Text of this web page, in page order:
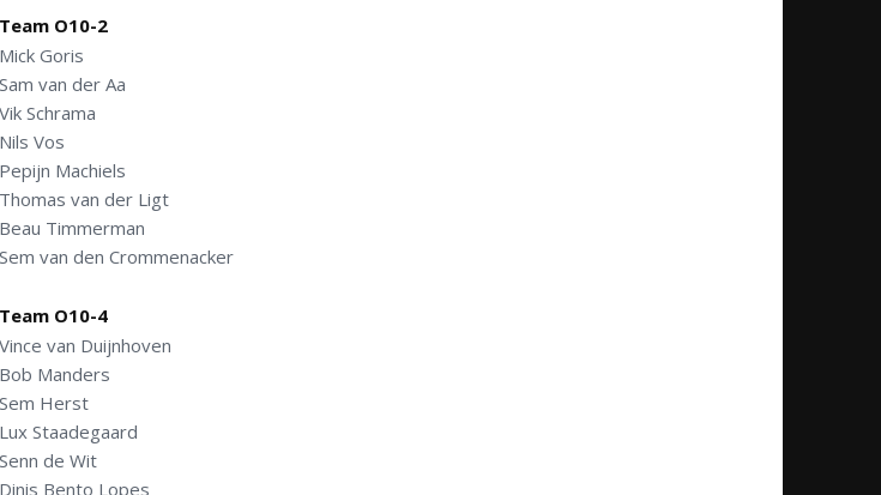
Team O10-2
Mick Goris
Sam van der Aa
Vik Schrama
Nils Vos
Pepijn Machiels
Thomas van der Ligt
Beau Timmerman
Sem van den Crommenacker
Team O10-4
Vince van Duijnhoven
Bob Manders
Sem Herst
Lux Staadegaard
Senn de Wit
Dinis Bento Lopes